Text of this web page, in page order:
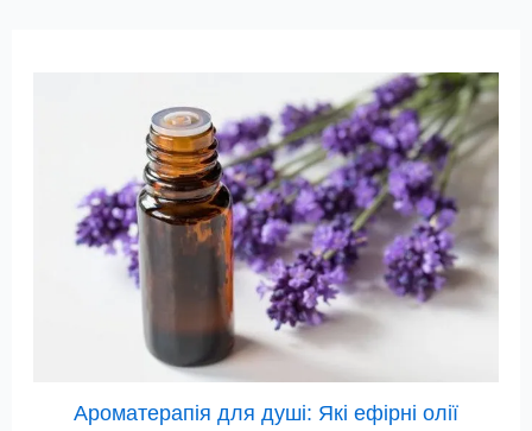
Ароматерапія для душі: Які ефірні олії